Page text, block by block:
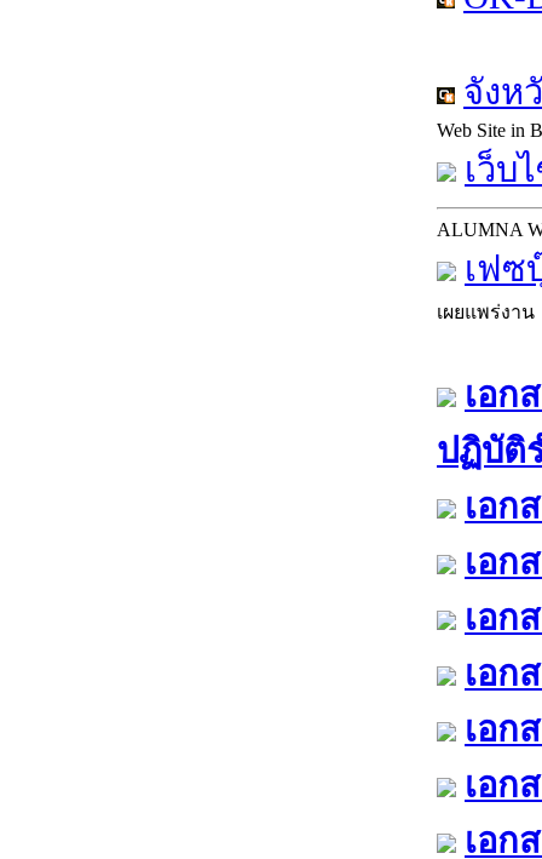
จังห
Web Site in
เว็บ
ALUMNA
เฟซ
เผยแพร่งาน
เอก
ปฏิบัติ
เอก
เอก
เอก
เอก
เอก
เอก
เอก